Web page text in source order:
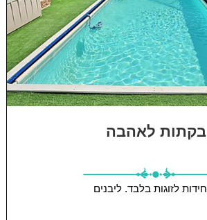
בקתות לאהבה
לזוגות בלבד. ליבנים